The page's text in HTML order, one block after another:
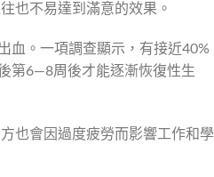
也不易達到滿意的效果。
血。一項調查顯示，有接近40%
第6—8周後才能逐漸恢復性生
也會因過度疲勞而影響工作和學